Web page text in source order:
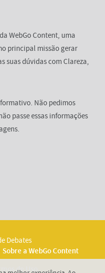
WebGo Content, uma
principal missão gerar
suas dúvidas com Clareza,
Não pedimos
passe essas informações
Debates
Sobre a WebGo Content
de Uso